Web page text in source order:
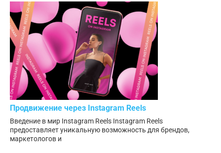
Продвижение через Instagram Reels
Введение в мир Instagram Reels Instagram Reels
предоставляет уникальную возможность для брендов,
маркетологов и